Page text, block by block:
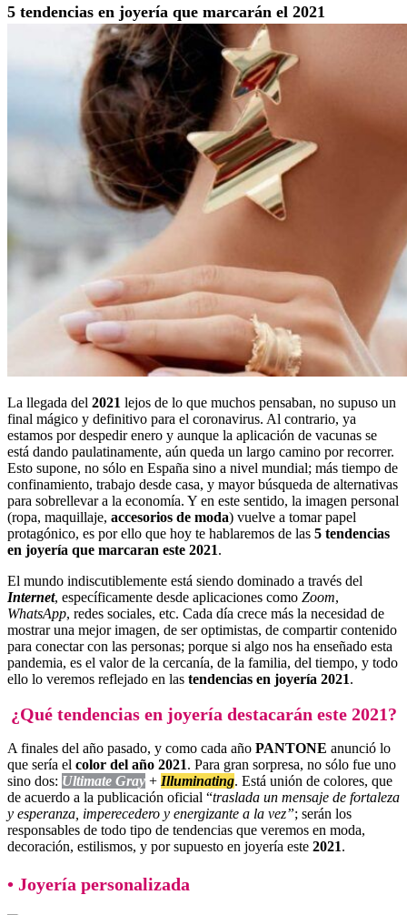
5 tendencias en joyería que marcarán el 2021
La llegada del 2021 lejos de lo que muchos pensaban, no supuso un
final mágico y definitivo para el coronavirus. Al contrario, ya
estamos por despedir enero y aunque la aplicación de vacunas se
está dando paulatinamente, aún queda un largo camino por recorrer.
Esto supone, no sólo en España sino a nivel mundial; más tiempo de
confinamiento, trabajo desde casa, y mayor búsqueda de alternativas
para sobrellevar a la economía. Y en este sentido, la imagen personal
(ropa, maquillaje, accesorios de moda) vuelve a tomar papel
protagónico, es por ello que hoy te hablaremos de las 5 tendencias
en joyería que marcaran este 2021.
El mundo indiscutiblemente está siendo dominado a través del
Internet, específicamente desde aplicaciones como Zoom,
WhatsApp, redes sociales, etc. Cada día crece más la necesidad de
mostrar una mejor imagen, de ser optimistas, de compartir contenido
para conectar con las personas; porque si algo nos ha enseñado esta
pandemia, es el valor de la cercanía, de la familia, del tiempo, y todo
ello lo veremos reflejado en las tendencias en joyería 2021.
¿Qué tendencias en joyería destacarán este 2021?
A finales del año pasado, y como cada año PANTONE anunció lo
que sería el color del año 2021. Para gran sorpresa, no sólo fue uno
sino dos: Ultimate Gray + Illuminating. Está unión de colores, que
de acuerdo a la publicación oficial “traslada un mensaje de fortaleza
y esperanza, imperecedero y energizante a la vez”; serán los
responsables de todo tipo de tendencias que veremos en moda,
decoración, estilismos, y por supuesto en joyería este 2021.
• Joyería personalizada